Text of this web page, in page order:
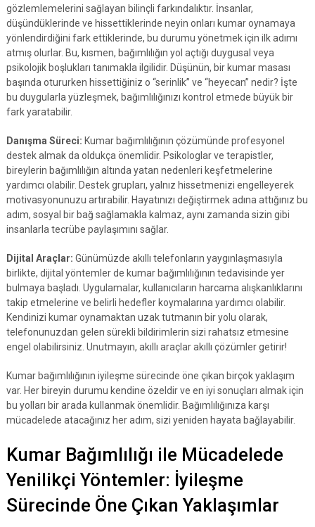
gözlemlemelerini sağlayan bilinçli farkındalıktır. İnsanlar,
düşündüklerinde ve hissettiklerinde neyin onları kumar oynamaya
yönlendirdiğini fark ettiklerinde, bu durumu yönetmek için ilk adımı
atmış olurlar. Bu, kısmen, bağımlılığın yol açtığı duygusal veya
psikolojik boşlukları tanımakla ilgilidir. Düşünün, bir kumar masası
başında otururken hissettiğiniz o “serinlik” ve “heyecan” nedir? İşte
bu duygularla yüzleşmek, bağımlılığınızı kontrol etmede büyük bir
fark yaratabilir.
Danışma Süreci: Kumar bağımlılığının çözümünde profesyonel
destek almak da oldukça önemlidir. Psikologlar ve terapistler,
bireylerin bağımlılığın altında yatan nedenleri keşfetmelerine
yardımcı olabilir. Destek grupları, yalnız hissetmenizi engelleyerek
motivasyonunuzu artırabilir. Hayatınızı değiştirmek adına attığınız bu
adım, sosyal bir bağ sağlamakla kalmaz, aynı zamanda sizin gibi
insanlarla tecrübe paylaşımını sağlar.
Dijital Araçlar: Günümüzde akıllı telefonların yaygınlaşmasıyla
birlikte, dijital yöntemler de kumar bağımlılığının tedavisinde yer
bulmaya başladı. Uygulamalar, kullanıcıların harcama alışkanlıklarını
takip etmelerine ve belirli hedefler koymalarına yardımcı olabilir.
Kendinizi kumar oynamaktan uzak tutmanın bir yolu olarak,
telefonunuzdan gelen sürekli bildirimlerin sizi rahatsız etmesine
engel olabilirsiniz. Unutmayın, akıllı araçlar akıllı çözümler getirir!
Kumar bağımlılığının iyileşme sürecinde öne çıkan birçok yaklaşım
var. Her bireyin durumu kendine özeldir ve en iyi sonuçları almak için
bu yolları bir arada kullanmak önemlidir. Bağımlılığınıza karşı
mücadelede atacağınız her adım, sizi yeniden hayata bağlayabilir.
Kumar Bağımlılığı ile Mücadelede
Yenilikçi Yöntemler: İyileşme
Sürecinde Öne Çıkan Yaklaşımlar